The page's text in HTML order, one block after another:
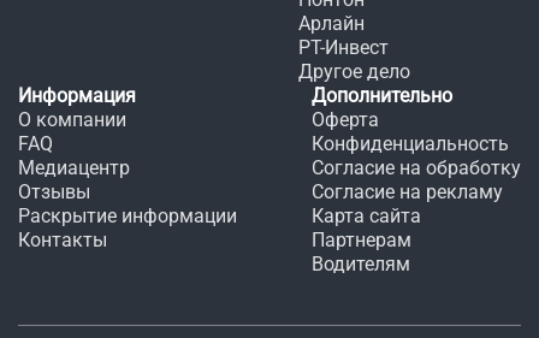
Арлайн
РТ-Инвест
Другое дело
Информация
О компании
FAQ
Медиацентр
Отзывы
Раскрытие информации
Контакты
Дополнительно
Оферта
Конфиденциальность
Согласие на обработку
Согласие на рекламу
Карта сайта
Партнерам
Водителям